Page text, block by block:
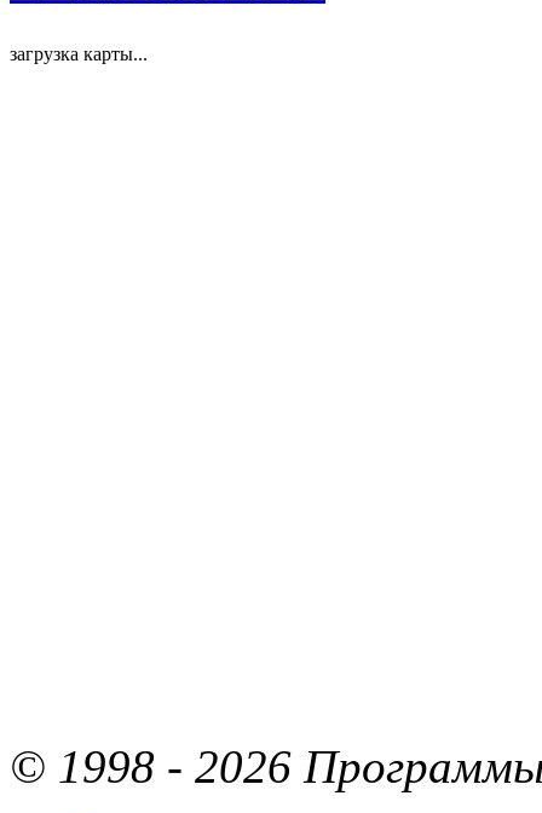
загрузка карты...
© 1998 - 2026 Программы